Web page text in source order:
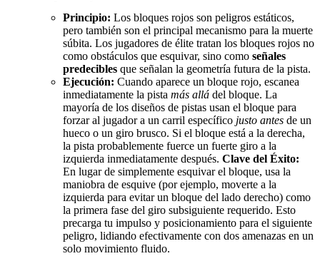
Principio: Los bloques rojos son peligros estáticos,
pero también son el principal mecanismo para la muerte
súbita. Los jugadores de élite tratan los bloques rojos no
como obstáculos que esquivar, sino como señales
predecibles que señalan la geometría futura de la pista.
Ejecución: Cuando aparece un bloque rojo, escanea
inmediatamente la pista más allá del bloque. La
mayoría de los diseños de pistas usan el bloque para
forzar al jugador a un carril específico justo antes de un
hueco o un giro brusco. Si el bloque está a la derecha,
la pista probablemente fuerce un fuerte giro a la
izquierda inmediatamente después. Clave del Éxito:
En lugar de simplemente esquivar el bloque, usa la
maniobra de esquive (por ejemplo, moverte a la
izquierda para evitar un bloque del lado derecho) como
la primera fase del giro subsiguiente requerido. Esto
precarga tu impulso y posicionamiento para el siguiente
peligro, lidiando efectivamente con dos amenazas en un
solo movimiento fluido.